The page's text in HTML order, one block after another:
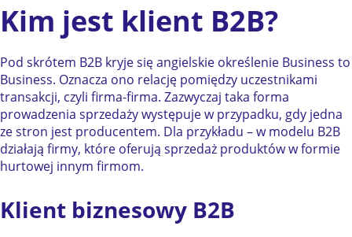
Kim jest klient B2B?
Pod skrótem B2B kryje się angielskie określenie Business to
Business. Oznacza ono relację pomiędzy uczestnikami
transakcji, czyli firma-firma. Zazwyczaj taka forma
prowadzenia sprzedaży występuje w przypadku, gdy jedna
ze stron jest producentem. Dla przykładu – w modelu B2B
działają firmy, które oferują sprzedaż produktów w formie
hurtowej innym firmom.
Klient biznesowy B2B